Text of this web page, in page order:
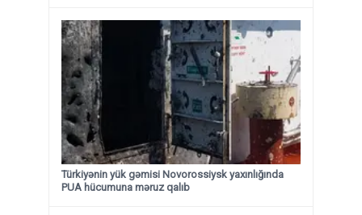
Türkiyənin yük gəmisi Novorossiysk yaxınlığında
PUA hücumuna məruz qalıb